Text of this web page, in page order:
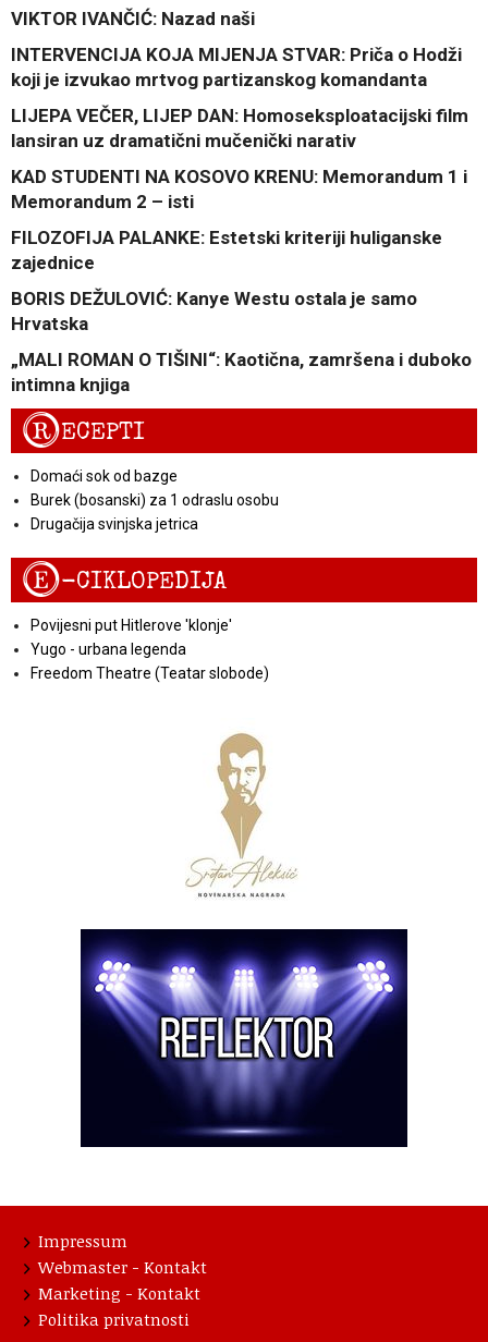
VIKTOR IVANČIĆ: Nazad naši
INTERVENCIJA KOJA MIJENJA STVAR: Priča o Hodži
koji je izvukao mrtvog partizanskog komandanta
LIJEPA VEČER, LIJEP DAN: Homoseksploatacijski film
lansiran uz dramatični mučenički narativ
KAD STUDENTI NA KOSOVO KRENU: Memorandum 1 i
Memorandum 2 – isti
FILOZOFIJA PALANKE: Estetski kriteriji huliganske
zajednice
BORIS DEŽULOVIĆ: Kanye Westu ostala je samo
Hrvatska
„MALI ROMAN O TIŠINI“: Kaotična, zamršena i duboko
intimna knjiga
RECEPTI
Domaći sok od bazge
Burek (bosanski) za 1 odraslu osobu
Drugačija svinjska jetrica
E-CIKLOPEDIJA
Povijesni put Hitlerove 'klonje'
Yugo - urbana legenda
Freedom Theatre (Teatar slobode)
Impressum
Webmaster - Kontakt
Marketing - Kontakt
Politika privatnosti